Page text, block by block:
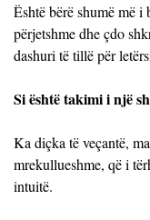
Është bërë shumë më
përjetshme dhe çdo
dashuri të tillë për
Si është takimi i një
Ka diçka të veçantë,
mrekullueshme, që i
intuitë.